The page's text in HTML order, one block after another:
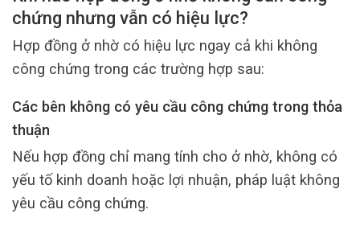
chứng nhưng vẫn có hiệu lực?
Hợp đồng ở nhờ có hiệu lực ngay cả khi không
công chứng trong các trường hợp sau:
Các bên không có yêu cầu công chứng trong thỏa
thuận
Nếu hợp đồng chỉ mang tính cho ở nhờ, không có
yếu tố kinh doanh hoặc lợi nhuận, pháp luật không
yêu cầu công chứng.